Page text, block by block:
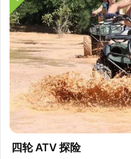
四轮 ATV 探险